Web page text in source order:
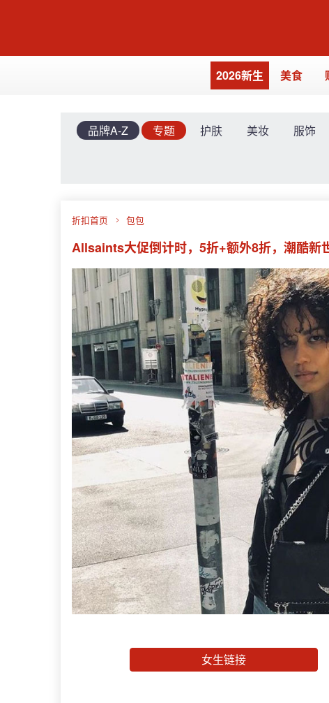
2026新生 美食
品牌A-Z 专题 护肤 美妆 服饰
折扣首页 包包
Allsaints大促倒计时，5折+额外8折，潮酷新
女生链接